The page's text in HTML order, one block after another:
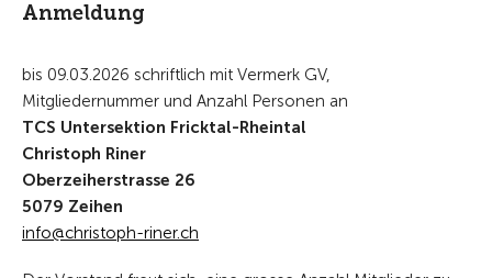
Anmeldung
bis 09.03.2026 schriftlich mit Vermerk GV,
Mitgliedernummer und Anzahl Personen an
TCS Untersektion Fricktal-Rheintal
Christoph Riner
Oberzeiherstrasse 26
5079 Zeihen
nf
chrst ph-rn r ch